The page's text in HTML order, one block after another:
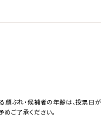
顔ぶれ・候補者の年齢は、投票日
めご了承ください。